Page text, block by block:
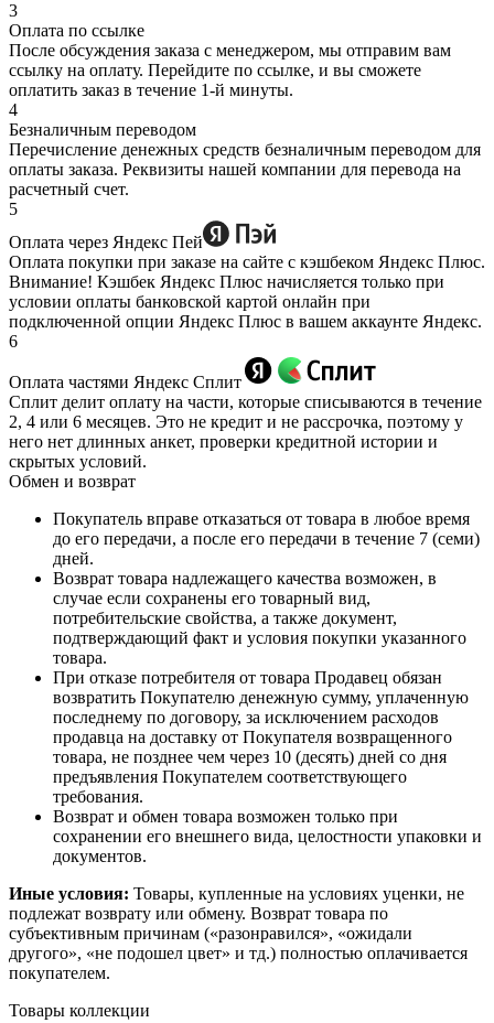
3
Оплата по ссылке
После обсуждения заказа с менеджером, мы отправим вам
ссылку на оплату. Перейдите по ссылке, и вы сможете
оплатить заказ в течение 1-й минуты.
4
Безналичным переводом
Перечисление денежных средств безналичным переводом для
оплаты заказа. Реквизиты нашей компании для перевода на
расчетный счет.
5
Оплата через Яндекс Пей
Оплата покупки при заказе на сайте с кэшбеком Яндекс Плюс.
Внимание! Кэшбек Яндекс Плюс начисляется только при
условии оплаты банковской картой онлайн при
подключенной опции Яндекс Плюс в вашем аккаунте Яндекс.
6
Оплата частями Яндекс Сплит
Сплит делит оплату на части, которые списываются в течение
2, 4 или 6 месяцев. Это не кредит и не рассрочка, поэтому у
него нет длинных анкет, проверки кредитной истории и
скрытых условий.
Обмен и возврат
Покупатель вправе отказаться от товара в любое время
до его передачи, а после его передачи в течение 7 (семи)
дней.
Возврат товара надлежащего качества возможен, в
случае если сохранены его товарный вид,
потребительские свойства, а также документ,
подтверждающий факт и условия покупки указанного
товара.
При отказе потребителя от товара Продавец обязан
возвратить Покупателю денежную сумму, уплаченную
последнему по договору, за исключением расходов
продавца на доставку от Покупателя возвращенного
товара, не позднее чем через 10 (десять) дней со дня
предъявления Покупателем соответствующего
требования.
Возврат и обмен товара возможен только при
сохранении его внешнего вида, целостности упаковки и
документов.
Иные условия: Товары, купленные на условиях уценки, не
подлежат возврату или обмену. Возврат товара по
субъективным причинам («разонравился», «ожидали
другого», «не подошел цвет» и тд.) полностью оплачивается
покупателем.
Товары коллекции